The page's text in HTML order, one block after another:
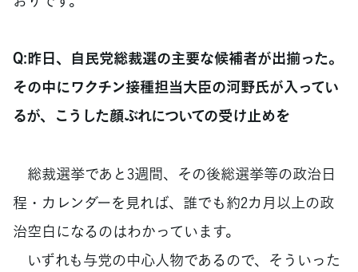
Q:昨日、自民党総裁選の主要な候補者が出揃った。
その中にワクチン接種担当大臣の河野氏が入ってい
るが、こうした顔ぶれについての受け止めを
総裁選挙であと3週間、その後総選挙等の政治日
程・カレンダーを見れば、誰でも約2カ月以上の政
治空白になるのはわかっています。
いずれも与党の中心人物であるので、そういった